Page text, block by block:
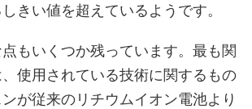
きい値を超えているようです。
もいくつか残っています。最も関
使用されている技術に関するもの
が従来のリチウムイオン電池より